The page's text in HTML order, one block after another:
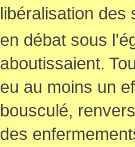
libéralisation des
en débat sous
aboutissaient.
eu au moins un
bousculé,
des